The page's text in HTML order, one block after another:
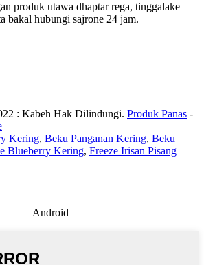
produk utawa dhaptar rega, tinggalake
bakal hubungi sajrone 24 jam.
: Kabeh Hak Dilindungi. Produk Panas -
Kering, Beku Panganan Kering, Beku
Blueberry Kering, Freeze Irisan Pisang
Android